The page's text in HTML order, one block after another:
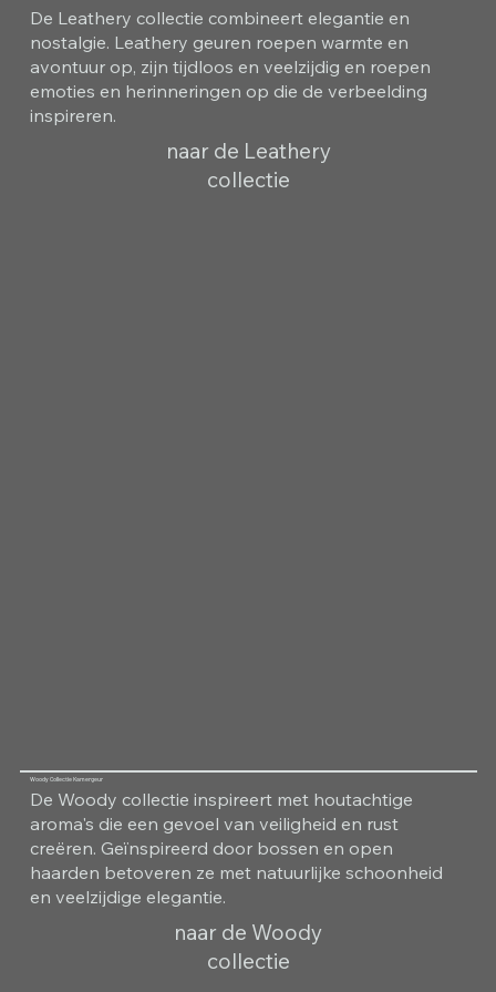
De Leathery collectie combineert elegantie en
nostalgie. Leathery geuren roepen warmte en
avontuur op, zijn tijdloos en veelzijdig en roepen
emoties en herinneringen op die de verbeelding
inspireren.
naar de Leathery
collectie
Woody Collectie Kamergeur
De Woody collectie inspireert met houtachtige
aroma's die een gevoel van veiligheid en rust
creëren. Geïnspireerd door bossen en open
haarden betoveren ze met natuurlijke schoonheid
en veelzijdige elegantie.
naar de Woody
collectie